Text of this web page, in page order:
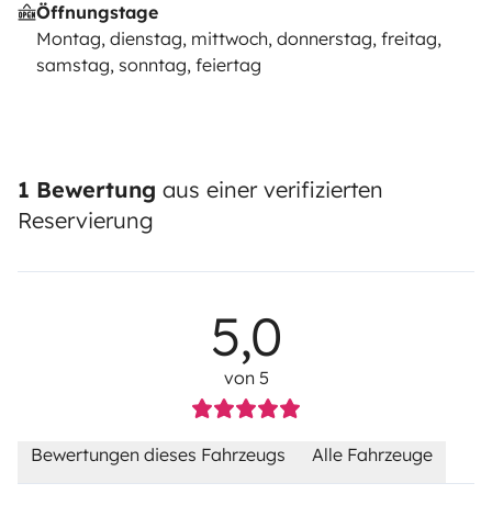
Öffnungstage
Montag, dienstag, mittwoch, donnerstag, freitag,
samstag, sonntag, feiertag
1 Bewertung aus einer verifizierten
Reservierung
5,0
von 5
Bewertungen dieses Fahrzeugs Alle Fahrzeuge